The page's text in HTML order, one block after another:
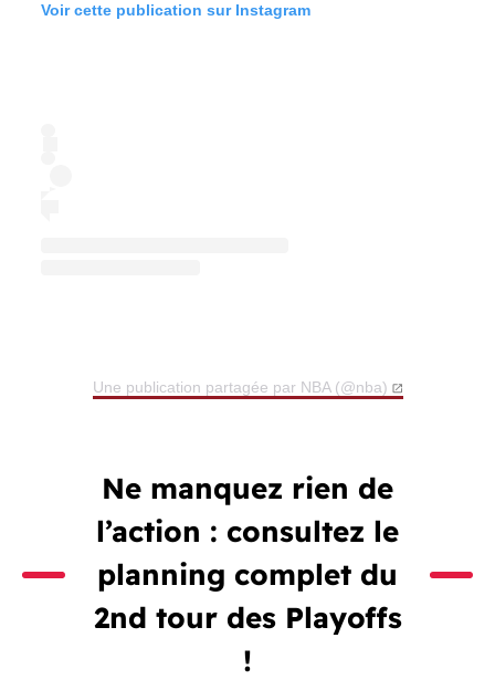
Voir cette publication sur Instagram
Une publication partagée par NBA (@nba)
Ne manquez rien de
l’action : consultez le
planning complet du
2nd tour des Playoffs
!